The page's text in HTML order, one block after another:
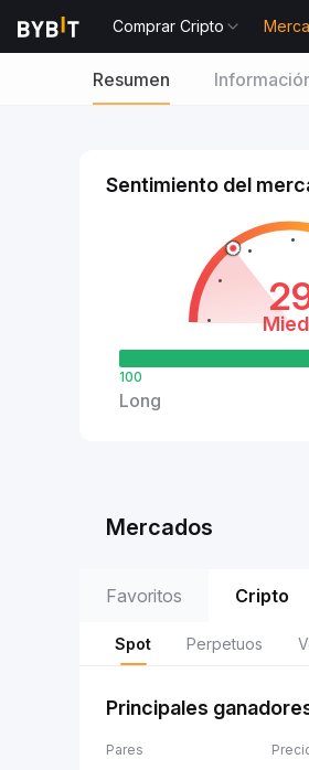
Comprar Cripto
Resumen
Sentimiento del
100
Long
Mercados
Favoritos Cripto
Spot Perpetuos
Principales
Pares